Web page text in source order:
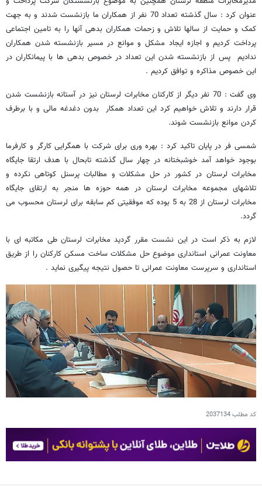
عنوان کرد : سال گذشته تعداد 70 نفر از همکاران ما بازنشست شدند و به جهت
کمک و حمایت از سالها تلاش و زحمات همکاران بدهی آنها را به تامین اجتماعی
پرداخت کردیم و اجازه ایجاد مشکل و موانع در مسیر بازنشسته شدن همکاران
ندادیم پس از بازنشسته شدن این تعداد در خصوص بدهی ها با پیمانکاران در
این خصوص مذاکره و توافق کردیم .
وی گفت : 70 نفر دیگر از کارکنان مخابرات لرستان نیز در آستانه بازنشست شدن
قرار دارند و تلاش خواهیم کرد این تعداد همکار بدون دغدغه مالی و با برطرف
کردن موانع بازنشست شوند.
شمسی فر در پایان تاکید کرد : بهره وری برای شرکت با همگرایی کارگر و کارفرما
بوجود خواهد آمد خوشبختانه در چهار سال گذشته تابحال با هدف ارتقا جایگاه
مخابرات لرستان در کشور در حل مشکلات و مطالبات پرسنل کوتاهی نکرده و
تلاشهای مجموعه مخابرات لرستان در همه حوزه ها منجر به ارتقای جایگاه
مخابرات لرستان از 28 به 5 بوده که موفقیتی کم سابقه برای لرستان محسوب می
گردد.
لازم به ذکر است در این نشست مقرر گردید مخابرات لرستان طی مکاتبه ای با
معاونت عمرانی استانداری موضوع حل مشکلات ساخت مسکن کارکنان را از طریق
استانداری و سرپرست معاونت عمرانی تا حصول نتیجه پیگیری نماید .
کد مطلب2037134